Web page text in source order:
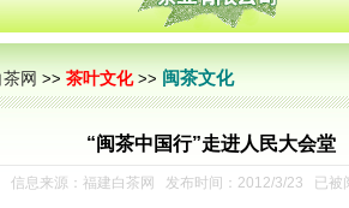
网 >> 茶叶文化>> 闽茶文化
“闽茶中国行”走进人民大会堂
信息来源：福建白茶网 发布时间：2012/3/23 已被